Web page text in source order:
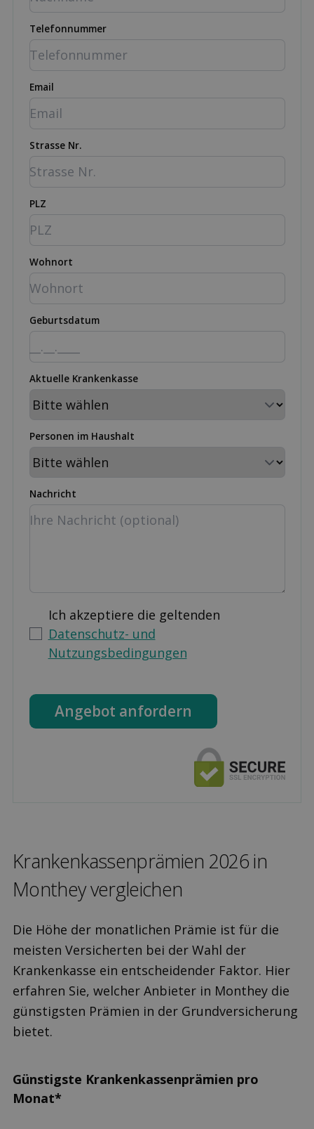
Telefonnummer
Email
Strasse Nr.
PLZ
Wohnort
Geburtsdatum
Aktuelle Krankenkasse
Personen im Haushalt
Nachricht
Ich akzeptiere die geltenden
Datenschutz- und
Nutzungsbedingungen
Angebot anfordern
Kranken­kassen­prämien 2026 in
Monthey ver­gleichen
Die Höhe der monatlichen Prämie ist für die
meisten Versicherten bei der Wahl der
Krankenkasse ein entscheidender Faktor. Hier
erfahren Sie, welcher Anbieter in Monthey die
günstigsten Prämien in der Grundversicherung
bietet.
Günstigste Krankenkassenprämien pro
Monat*